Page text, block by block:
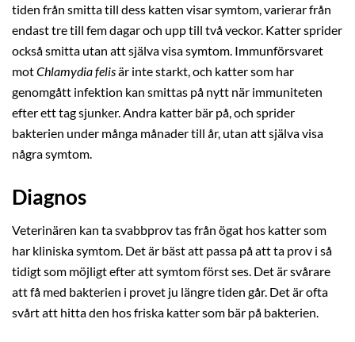
tiden från smitta till dess katten visar symtom, varierar från
endast tre till fem dagar och upp till två veckor. Katter sprider
också smitta utan att själva visa symtom. Immunförsvaret
motChlamydia felisär inte starkt, och katter som har
genomgått infektion kan smittas på nytt när immuniteten
efter ett tag sjunker. Andra katter bär på, och sprider
bakterien under många månader till år, utan att själva visa
några symtom.
Diagnos
Veterinären kan ta svabbprov tas från ögat hos katter som
har kliniska symtom. Det är bäst att passa på att ta prov i så
tidigt som möjligt efter att symtom först ses. Det är svårare
att få med bakterien i provet ju längre tiden går. Det är ofta
svårt att hitta den hos friska katter som bär på bakterien.